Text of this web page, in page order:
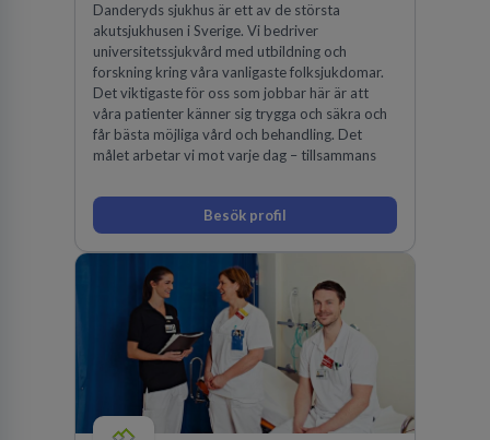
Danderyds sjukhus är ett av de största
akutsjukhusen i Sverige. Vi bedriver
universitetssjukvård med utbildning och
forskning kring våra vanligaste folksjukdomar.
Det viktigaste för oss som jobbar här är att
våra patienter känner sig trygga och säkra och
får bästa möjliga vård och behandling. Det
målet arbetar vi mot varje dag – tillsammans
Besök profil